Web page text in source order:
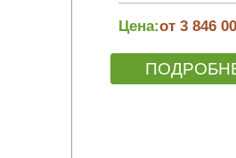
Цена:от 3 846